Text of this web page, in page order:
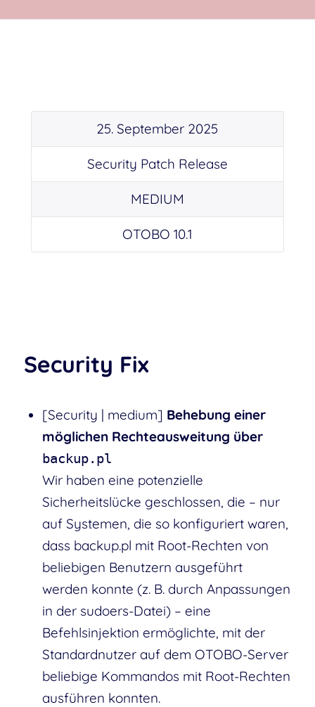
25. September 2025
Security Patch Release
MEDIUM
OTOBO 10.1
Security Fix
[Security | medium] Behebung einer
möglichen Rechteausweitung über
backup.pl
Wir haben eine potenzielle
Sicherheitslücke geschlossen, die – nur
auf Systemen, die so konfiguriert waren,
dass backup.pl mit Root-Rechten von
beliebigen Benutzern ausgeführt
werden konnte (z. B. durch Anpassungen
in der sudoers-Datei) – eine
Befehlsinjektion ermöglichte, mit der
Standardnutzer auf dem OTOBO-Server
beliebige Kommandos mit Root-Rechten
ausführen konnten.